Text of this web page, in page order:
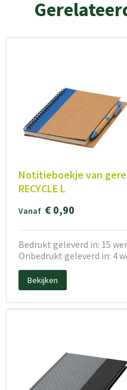
Notitieboekje van
RECYCLE L
Vanaf € 0,90
Bedrukt geleverd in: 15
Onbedrukt geleverd in: 4
Bekijken